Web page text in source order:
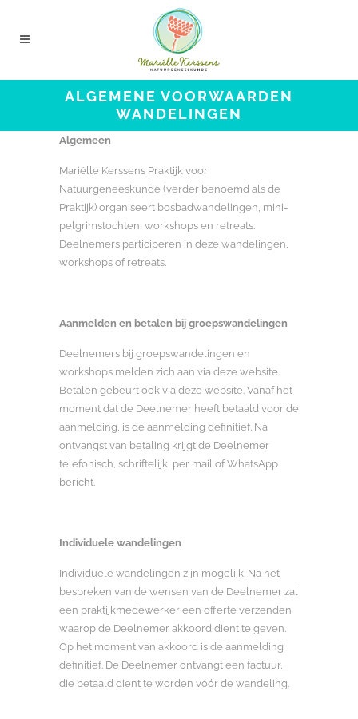
ALGEMENE VOORWAARDEN
WANDELINGEN
Algemeen
Mariëlle Kerssens Praktijk voor
Natuurgeneeskunde (verder benoemd als de
Praktijk) organiseert bosbadwandelingen, mini-
pelgrimstochten, workshops en retreats.
Deelnemers participeren in deze wandelingen,
workshops of retreats.
Aanmelden en betalen bij groepswandelingen
Deelnemers bij groepswandelingen en
workshops melden zich aan via deze website.
Betalen gebeurt ook via deze website. Vanaf het
moment dat de Deelnemer heeft betaald voor de
aanmelding, is de aanmelding definitief. Na
ontvangst van betaling krijgt de Deelnemer
telefonisch, schriftelijk, per mail of WhatsApp
bericht.
Individuele wandelingen
Individuele wandelingen zijn mogelijk. Na het
bespreken van de wensen van de Deelnemer zal
een praktijkmedewerker een offerte verzenden
waarop de Deelnemer akkoord dient te geven.
Op het moment van akkoord is de aanmelding
definitief. De Deelnemer ontvangt een factuur,
die betaald dient te worden vóór de wandeling.